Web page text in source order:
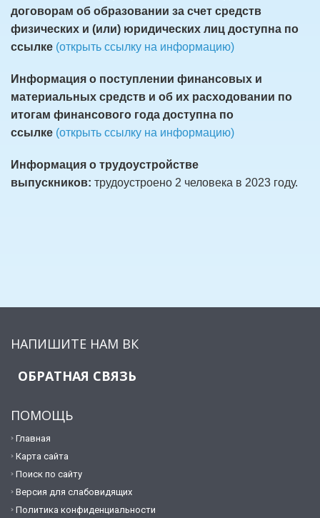
договорам об образовании за счет средств
физических и (или) юридических лиц доступна по
ссылке (открыть ссылку на информацию)
Информация о поступлении финансовых и
материальных средств и об их расходовании по
итогам финансового года доступна по
ссылке (открыть ссылку на информацию)
Информация о трудоустройстве
выпускников: трудоустроено 2 человека в 2023 году.
НАПИШИТЕ НАМ ВК
ОБРАТНАЯ СВЯЗЬ
ПОМОЩЬ
Главная
Карта сайта
Поиск по сайту
Версия для слабовидящих
Политика конфиденциальности